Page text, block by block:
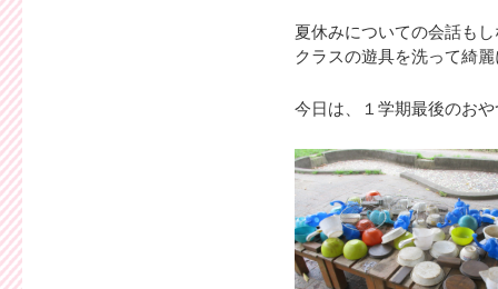
夏休みについての会話も
クラスの遊具を洗って綺
今日は、１学期最後のお